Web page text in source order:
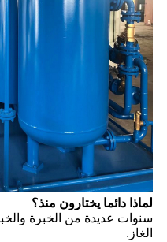
لماذا دائما يختارون منذ؟
سنوات عديدة من الخبرة
الغاز.